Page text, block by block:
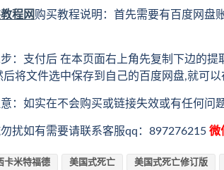
程网购买教程说明：首先需要有百度网盘
：支付后 在本页面右上角先复制下边的
后将文件选中保存到自己的百度网盘,就可
：如实在不会购买或链接失效或有任何问
扰如有需要请联系客服qq：897276215 微
卡米特福德 美国式死亡 美国式死亡修订版